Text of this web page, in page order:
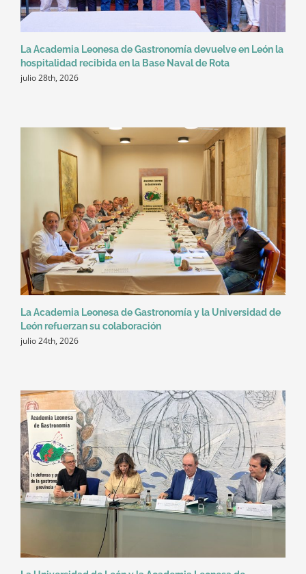
La Academia Leonesa de Gastronomía devuelve en León la
hospitalidad recibida en la Base Naval de Rota
julio 28th, 2026
La Academia Leonesa de Gastronomía y la Universidad de
León refuerzan su colaboración
julio 24th, 2026